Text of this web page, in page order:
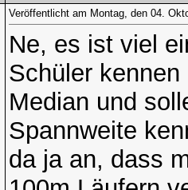
Veröffentlicht am Montag, den 04.
Ne, es ist viel
Schüler
Median und
Spannweite
da ja an, dass